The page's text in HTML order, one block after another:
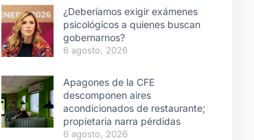
¿Deberíamos exigir exámenes
psicológicos a quienes buscan
gobernarnos?
6 agosto, 2026
Apagones de la CFE
descomponen aires
acondicionados de restaurante;
propietaria narra pérdidas
6 agosto, 2026